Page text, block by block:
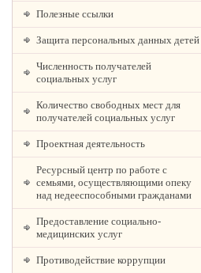
Полезные ссылки
Защита персональных данных детей
Численность получателей
социальных услуг
Количество свободных мест для
получателей социальных услуг
Проектная деятельность
Ресурсный центр по работе с
семьями, осуществляющими опеку
над недееспособными гражданами
Предоставление социально-
медицинских услуг
Противодействие коррупции